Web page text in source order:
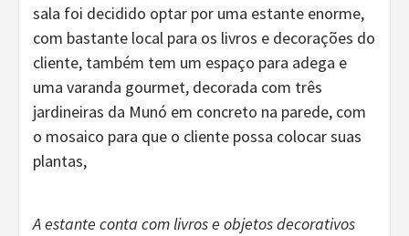
sala foi decidido optar por uma estante enorme,
com bastante local para os livros e decorações do
cliente, também tem um espaço para adega e
uma varanda gourmet, decorada com três
jardineiras da Munó em concreto na parede, com
o mosaico para que o cliente possa colocar suas
plantas,
A estante conta com livros e objetos decorativos